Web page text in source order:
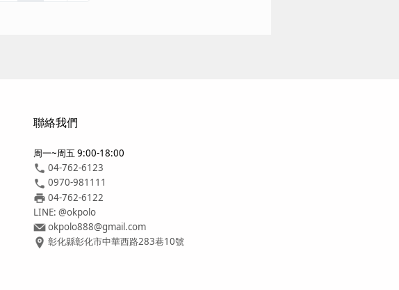
聯絡我們
周一~周五 9:00-18:00
04-762-6123
0970-981111
04-762-6122
LINE: @okpolo
okpolo888@gmail.com
彰化縣彰化市中華西路283巷10號